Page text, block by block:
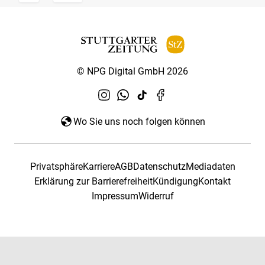
© NPG Digital GmbH 2026
Wo Sie uns noch folgen können
PrivatsphäreKarriereAGBDatenschutzMediadaten
Erklärung zur BarrierefreiheitKündigungKontakt
ImpressumWiderruf